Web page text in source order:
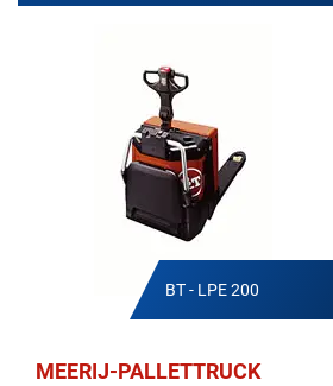
BT - LPE 200
MEERIJ-PALLETTRUCK